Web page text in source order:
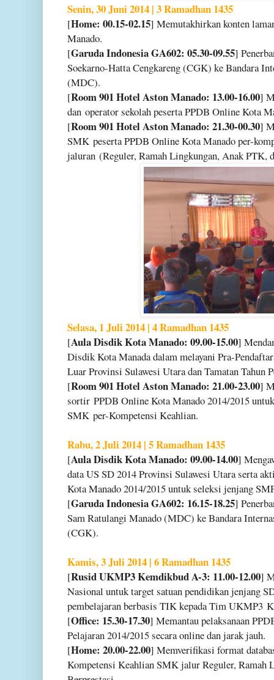
Senin, 30 Juni 2014 | 3 Ramadhan 1435
[Home: 00.15-02.15] Memutakhirkan konten
Manado.
[Garuda Indonesia GA602: 05.30-09.55]
Soekarno-Hatta Cengkareng (CGK) ke Bandara
(MDC).
[Room 901 Hotel Aston Manado: 13.00-16.00]
dan operator sekolah peserta PPDB Online Kota
[Room 901 Hotel Aston Manado: 21.30-00.30]
SMK peserta PPDB Online Kota Manado per-
jaluran (Reguler, Ramah Lingkungan, Anak PTK,
Selasa, 1 Juli 2014 | 4 Ramadhan 1435
[Aula Disdik Kota Manado: 09.00-15.00]
Disdik Kota Manada dalam melayani Pra-
Luar Provinsi Sulawesi Utara dan Tamatan Tahun
[Room 901 Hotel Aston Manado: 21.00-23.00]
sortir PPDB Online Kota Manado 2014/2015
SMK per-Kompetensi Keahlian.
Rabu, 2 Juli 2014 | 5 Ramadhan 1435
[Aula Disdik Kota Manado: 09.00-14.00]
data US SD 2014 Provinsi Sulawesi Utara serta
Kota Manado 2014/2015 untuk seleksi jenjang
[Garuda Indonesia GA602: 16.15-18.25]
Sam Ratulangi Manado (MDC) ke Bandara
(CGK).
Kamis, 3 Juli 2014 | 6 Ramadhan 1435
[Rusid UKMP3 Kemdikbud A-3: 11.00-12.00]
Nasional untuk target satuan pendidikan jenjang
pembelajaran berbasis TIK kepada Tim UKMP3
[Office: 15.30-17.30] Memantau pelaksanaan
Pelajaran 2014/2015 secara online dan jarak jauh.
[Home: 20.00-22.00] Memverifikasi format
Kompetensi Keahlian SMK jalur Reguler,